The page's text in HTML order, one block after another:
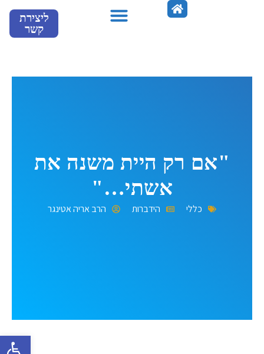
ליצירת
קשר
"אם רק היית משנה את
אשתי…"
כללי הידברות הרב אריה אטינגר
פתח